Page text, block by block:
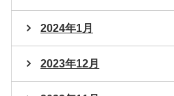
2024年1月
2023年12月